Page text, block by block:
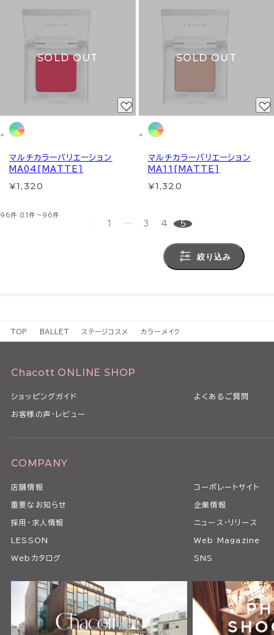
SOLD OUT
マルチカラーバリエーション
MA04[MATTE]
¥1,320
SOLD OUT
マルチカラーバリエーション
MA11[MATTE]
¥1,320
96件 81件～96件
1 … 3 4 5
絞り込み
TOP BALLET ステージコスメ カラーメイク
Chacott ONLINE SHOP
ショッピングガイド よくあるご質問
お客様の声・レビュー
COMPANY
店舗情報 コーポレートサイト
重要なお知らせ 企業情報
採用・求人情報 ニュース・リリース
LESSON Web Magazine
Webカタログ SNS